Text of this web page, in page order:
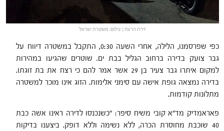
זירת הרצח | צילום: משטרת ישראל
כפי שפרסמנו, הלילה, אחרי השעה 0:30, התקבל במשטרה דיווח על
גבר צועק בדירה ברחוב הגליל בבת ים. שוטרים שהגיעו במהירות
למקום איתרו גבר צעיר בן 29 אשר אמר להם כי רצח את בת זוגתו.
בדירה נמצאה גופת אישה עם סימני אלימות. הזוג אינו מוכר למשטרה
מתלונות קודמות.
פאראמדיק מד"א קובי משיח סיפר: "כשנכנסו לדירה ראינו אשה כבת
40 שוכבת מחוסרת הכרה, ללא נשימה וללא דופק. ביצענו בדיקות